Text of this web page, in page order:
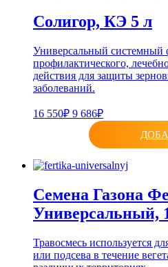
Солигор, КЭ 5 л
Универсальный системный
профилактического,
действия для защиты
заболеваний.
16 550₽ 9 686₽
Семена Газона
Универсальный,
Травосмесь используется
или подсева в течение